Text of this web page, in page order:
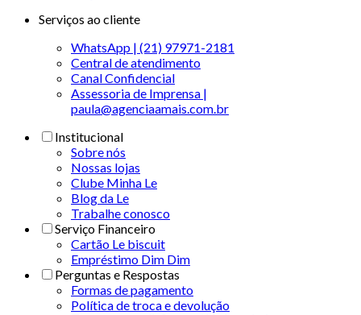
Serviços ao cliente
WhatsApp | (21) 97971-2181
Central de atendimento
Canal Confidencial
Assessoria de Imprensa |
paula@agenciaamais.com.br
Institucional
Sobre nós
Nossas lojas
Clube Minha Le
Blog da Le
Trabalhe conosco
Serviço Financeiro
Cartão Le biscuit
Empréstimo Dim Dim
Perguntas e Respostas
Formas de pagamento
Política de troca e devolução